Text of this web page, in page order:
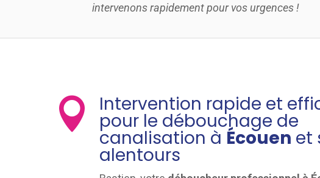
intervenons rapidement pour vos urgences !
 Intervention rapide et
pour le débouchage de
canalisation à Écouen et
alentours